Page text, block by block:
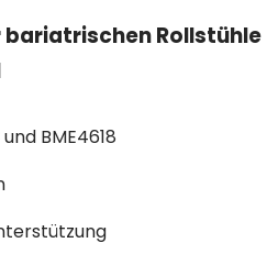
Rollstühle
BME4618